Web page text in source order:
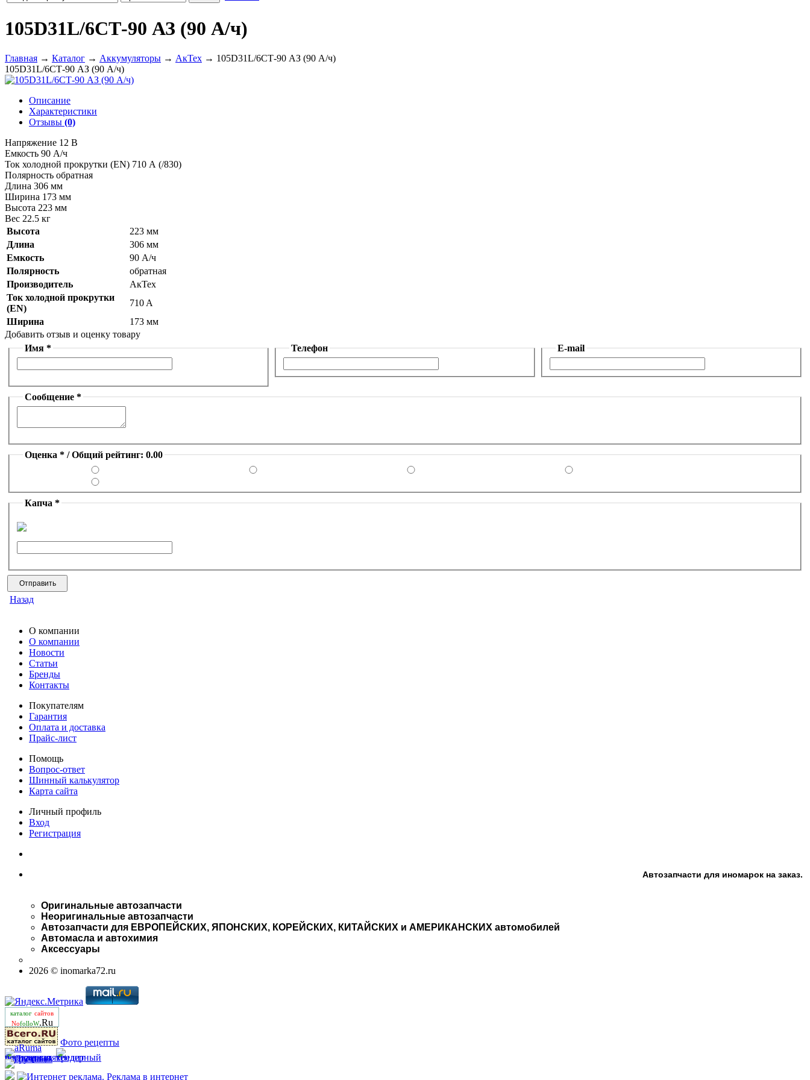
105D31L/6СТ-90 АЗ (90 А/ч)
Главная → Каталог → Аккумуляторы → АкТех → 105D31L/6СТ-90 АЗ (90 А/ч)
105D31L/6СТ-90 АЗ (90 А/ч)
Описание
Характеристики
Отзывы (0)
Напряжение 12 В
Емкость 90 А/ч
Ток холодной прокрутки (EN) 710 А (/830)
Полярность обратная
Длина 306 мм
Ширина 173 мм
Высота 223 мм
Вес 22.5 кг
Высота
223 мм
Длина
306 мм
Емкость
90 А/ч
Полярность
обратная
Производитель
АкТех
Ток холодной прокрутки
(EN)
710 A
Ширина
173 мм
Добавить отзыв и оценку товару
Имя *
Телефон E-mail
Сообщение *
Оценка * / Общий рейтинг: 0.00
Капча *
Назад
О компании
О компании
Новости
Статьи
Бренды
Контакты
Покупателям
Гарантия
Оплата и доставка
Прайс-лист
Помощь
Вопрос-ответ
Шинный калькулятор
Карта сайта
Личный профиль
Вход
Регистрация
Автозапчасти для иномарок на заказ.
Оригинальные автозапчасти
Неоригинальные автозапчасти
Автозапчасти для ЕВРОПЕЙСКИХ, ЯПОНСКИХ, КОРЕЙСКИХ, КИТАЙСКИХ и АМЕРИКАНСКИХ автомобилей
Автомасла и автохимия
Аксессуары
2026 © inomarka72.ru
каталог сайтов
NofolloW.Ru
Фото рецепты